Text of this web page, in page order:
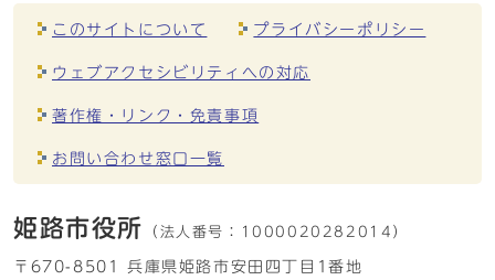
このサイトについて プライバシーポリシー
ウェブアクセシビリティへの対応
著作権・リンク・免責事項
お問い合わせ窓口一覧
姫路市役所 （法人番号： 1000020282014）
〒670-8501 兵庫県姫路市安田四丁目1番地